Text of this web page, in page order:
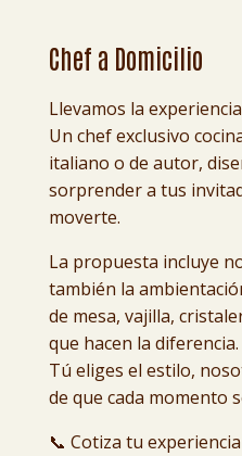
Chef a Domicilio
Llevamos la
Un chef exclusivo
italiano o de autor,
sorprender a tus
moverte.
La propuesta incluye
también la
de mesa, vajilla,
que hacen la diferencia.
Tú eliges el estilo,
de que cada momento
📞 Cotiza tu